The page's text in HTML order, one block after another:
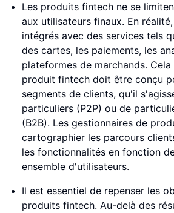
Les produits fintech ne se
aux utilisateurs finaux. En
intégrés avec des services tels
des cartes, les paiements, les
plateformes de marchands.
produit fintech doit être conçu
segments de clients, qu'il
particuliers (P2P) ou de
(B2B). Les gestionnaires de
cartographier les parcours
les fonctionnalités en fonction
ensemble d'utilisateurs.
Il est essentiel de repenser les
produits fintech. Au-delà des